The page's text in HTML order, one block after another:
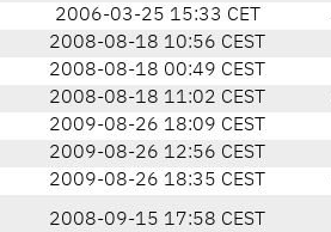
2006-03-25 15:33 CET
2008-08-18 10:56 CEST
2008-08-18 00:49 CEST
2008-08-18 11:02 CEST
2009-08-26 18:09 CEST
2009-08-26 12:56 CEST
2009-08-26 18:35 CEST
2008-09-15 17:58 CEST